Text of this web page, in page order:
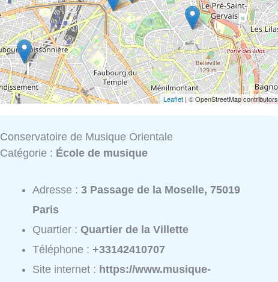
Leaflet| © OpenStreetMap contributors
Conservatoire de Musique Orientale
Catégorie : École de musique
Adresse :3 Passage de la Moselle, 75019
Paris
Quartier :Quartier de la Villette
Téléphone :+33142410707
Site internet : https://www.musique-